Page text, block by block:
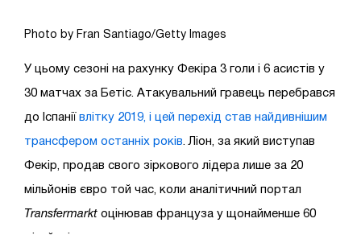
Photo by Fran Santiago/Getty Images
У цьому сезоні на рахунку Фекіра 3 голи і 6 асистів у
30 матчах за Бетіс. Атакувальний гравець перебрався
до Іспанії влітку 2019, і цей перехід став найдивнішим
трансфером останніх років . Ліон, за який виступав
Фекір, продав свого зіркового лідера лише за 20
мільйонів євро той час, коли аналітичний портал
Transfermarkt оцінював француза у щонайменше 60